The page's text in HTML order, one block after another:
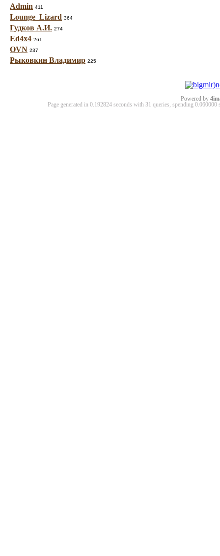
Admin 411
Lounge_Lizard 364
Гудков А.И. 274
Ed4x4 261
OVN 237
Рыковкин Владимир 225
Powered by
Page generated in 0.192824 seconds with 31 queries, spending